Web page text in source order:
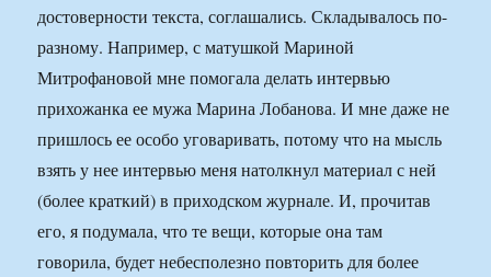
достоверности текста, соглашались. Складывалось по-
разному. Например, с матушкой Мариной
Митрофановой мне помогала делать интервью
прихожанка ее мужа Марина Лобанова. И мне даже не
пришлось ее особо уговаривать, потому что на мысль
взять у нее интервью меня натолкнул материал с ней
(более краткий) в приходском журнале. И, прочитав
его, я подумала, что те вещи, которые она там
говорила, будет небесполезно повторить для более